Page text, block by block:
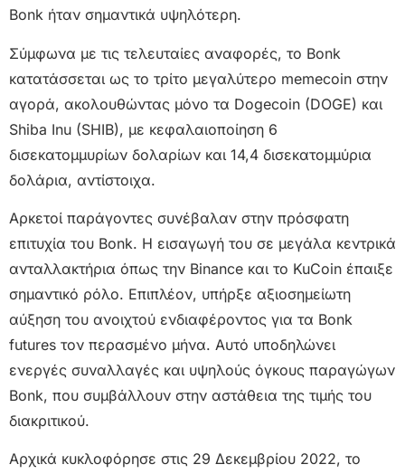
Bonk ήταν σημαντικά υψηλότερη.
Σύμφωνα με τις τελευταίες αναφορές, το Bonk
κατατάσσεται ως το τρίτο μεγαλύτερο memecoin στην
αγορά, ακολουθώντας μόνο τα Dogecoin (DOGE) και
Shiba Inu (SHIB), με κεφαλαιοποίηση 6
δισεκατομμυρίων δολαρίων και 14,4 δισεκατομμύρια
δολάρια, αντίστοιχα.
Αρκετοί παράγοντες συνέβαλαν στην πρόσφατη
επιτυχία του Bonk. Η εισαγωγή του σε μεγάλα κεντρικά
ανταλλακτήρια όπως την Binance και το KuCoin έπαιξε
σημαντικό ρόλο. Επιπλέον, υπήρξε αξιοσημείωτη
αύξηση του ανοιχτού ενδιαφέροντος για τα Bonk
futures τον περασμένο μήνα. Αυτό υποδηλώνει
ενεργές συναλλαγές και υψηλούς όγκους παραγώγων
Bonk, που συμβάλλουν στην αστάθεια της τιμής του
διακριτικού.
Αρχικά κυκλοφόρησε στις 29 Δεκεμβρίου 2022, το